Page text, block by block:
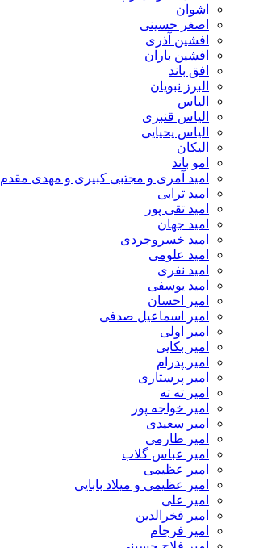
اشوان
اصغر حسینی
افشین آذری
افشین باران
افق باند
البرز نبویان
الیاس
الیاس قنبرى
الیاس یحیایی
الیکان
امو باند
امید آمری و مجتبی کبیری و مهدى مقدم
امید ترابی
امید تقی پور
امید جهان
امید خسروجردی
امید علومی
امید نفری
امید یوسفی
امیر احسان
امیر اسماعیل صدفی
امیر اولی
امیر بکایی
امیر پدرام
امیر پرستاری
امیر ته ته
امیر خواجه پور
امیر سعیدی
امیر طارمی
امیر عباس گلاب
امیر عظیمی
امیر عظیمی و میلاد بابایی
امیر علی
امیر فخرالدین
امیر فرجام